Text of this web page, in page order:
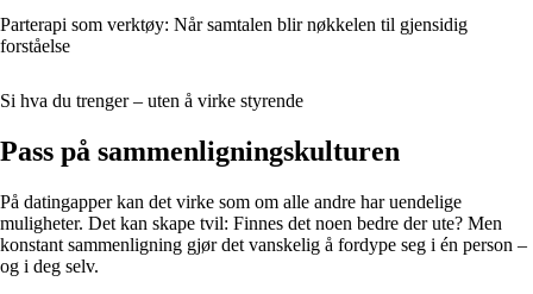
Parterapi som verktøy: Når samtalen blir nøkkelen til gjensidig
forståelse
Si hva du trenger – uten å virke styrende
Pass på sammenligningskulturen
På datingapper kan det virke som om alle andre har uendelige
muligheter. Det kan skape tvil: Finnes det noen bedre der ute? Men
konstant sammenligning gjør det vanskelig å fordype seg i én person –
og i deg selv.